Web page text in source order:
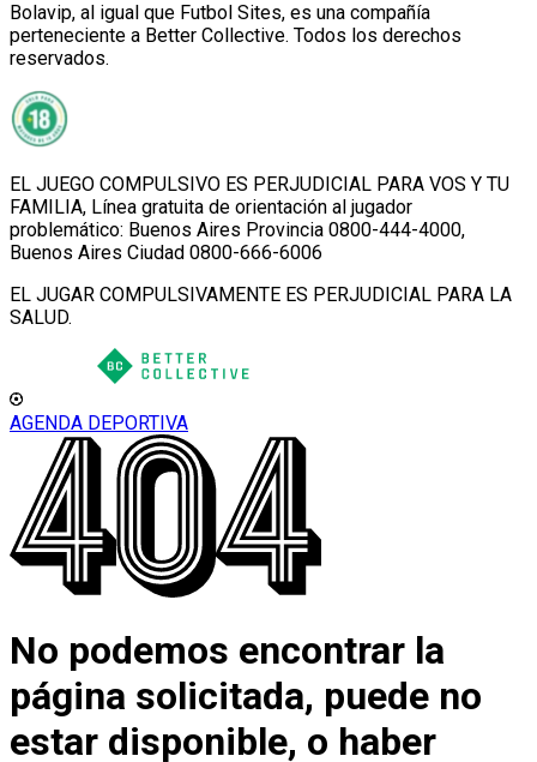
Bolavip, al igual que Futbol Sites, es una compañía
perteneciente a Better Collective. Todos los derechos
reservados.
EL JUEGO COMPULSIVO ES PERJUDICIAL PARA VOS Y TU
FAMILIA, Línea gratuita de orientación al jugador
problemático: Buenos Aires Provincia 0800-444-4000,
Buenos Aires Ciudad 0800-666-6006
EL JUGAR COMPULSIVAMENTE ES PERJUDICIAL PARA LA
SALUD.
AGENDA DEPORTIVA
No podemos encontrar la
página solicitada, puede no
estar disponible, o haber